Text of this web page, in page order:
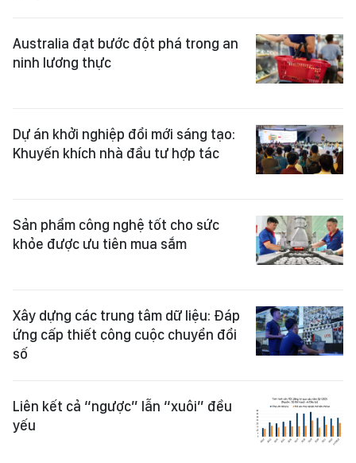
Australia đạt bước đột phá trong an
ninh lương thực
Dự án khởi nghiệp đổi mới sáng tạo:
Khuyến khích nhà đầu tư hợp tác
Sản phẩm công nghệ tốt cho sức
khỏe được ưu tiên mua sắm
Xây dựng các trung tâm dữ liệu: Đáp
ứng cấp thiết công cuộc chuyển đổi
số
Liên kết cả “ngược” lẫn “xuôi” đều
yếu